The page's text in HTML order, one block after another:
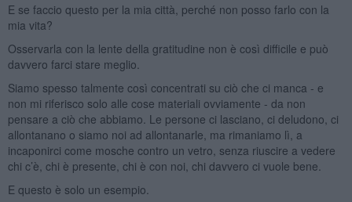
E se faccio questo per la mia città, perché non posso farlo con la
mia vita?
Osservarla con la lente della gratitudine non è così difficile e può
davvero farci stare meglio.
Siamo spesso talmente così concentrati su ciò che ci manca - e
non mi riferisco solo alle cose materiali ovviamente - da non
pensare a ciò che abbiamo. Le persone ci lasciano, ci deludono, ci
allontanano o siamo noi ad allontanarle, ma rimaniamo lì, a
incaponirci come mosche contro un vetro, senza riuscire a vedere
chi c’è, chi è presente, chi è con noi, chi davvero ci vuole bene.
E questo è solo un esempio.